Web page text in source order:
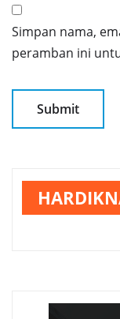
Simpan nama,
peramban ini